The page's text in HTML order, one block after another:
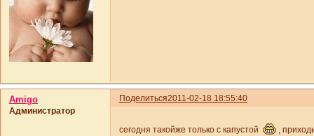
Поделиться2011-02-18 18:55:40
Amigo
Администратор
сегодня такойже только с капустой
,